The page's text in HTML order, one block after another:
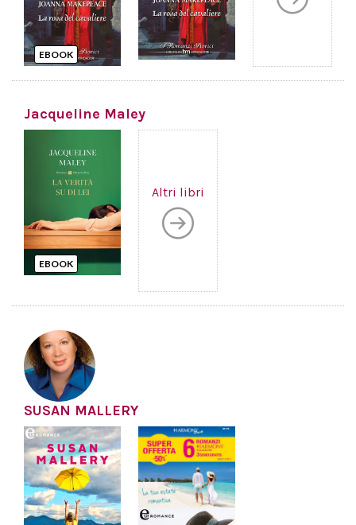
EBOOK
Jacqueline Maley
EBOOK
Altri libri
SUSAN MALLERY